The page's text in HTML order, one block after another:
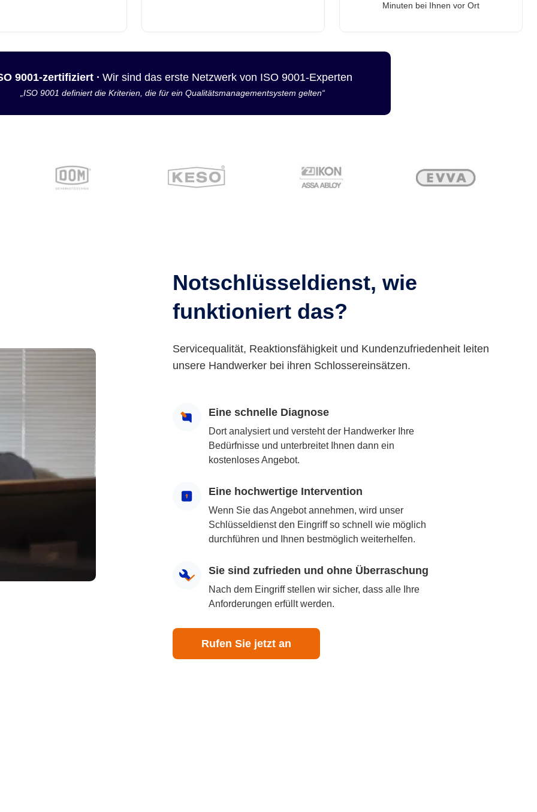
Minuten bei Ihnen vor Ort
9001-zertifiziert · Wir sind das erste Netzwerk von ISO 9001-Experten
„ISO 9001 definiert die Kriterien, die für ein Qualitätsmanagementsystem gelten“
Notschlüsseldienst, wie
funktioniert das?
Servicequalität, Reaktionsfähigkeit und Kundenzufriedenheit leiten
unsere Handwerker bei ihren Schlossereinsätzen.
Eine schnelle Diagnose
Dort analysiert und versteht der Handwerker Ihre
Bedürfnisse und unterbreitet Ihnen dann ein
kostenloses Angebot.
Eine hochwertige Intervention
Wenn Sie das Angebot annehmen, wird unser
Schlüsseldienst den Eingriff so schnell wie möglich
durchführen und Ihnen bestmöglich weiterhelfen.
Sie sind zufrieden und ohne Überraschung
Nach dem Eingriff stellen wir sicher, dass alle Ihre
Anforderungen erfüllt werden.
Rufen Sie jetzt an